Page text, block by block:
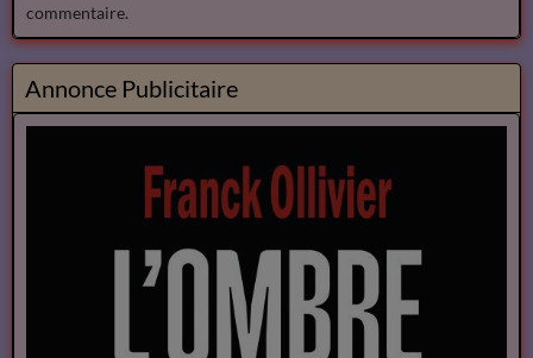
commentaire.
Annonce Publicitaire